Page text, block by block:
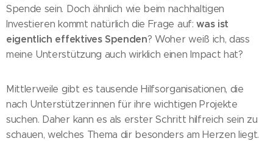
Spende sein. Doch ähnlich wie beim nachhaltigen
Investieren kommt natürlich die Frage auf:was ist
eigentlich effektives Spenden? Woher weiß ich, dass
meine Unterstützung auch wirklich einen Impact hat?
Mittlerweile gibt es tausende Hilfsorganisationen, die
nach Unterstützer:innen für ihre wichtigen Projekte
suchen. Daher kann es als erster Schritt hilfreich sein zu
schauen, welches Thema dir besonders am Herzen liegt.